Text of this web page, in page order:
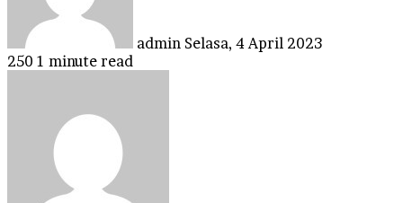
admin Selasa, 4 April 2023
250 1 minute read